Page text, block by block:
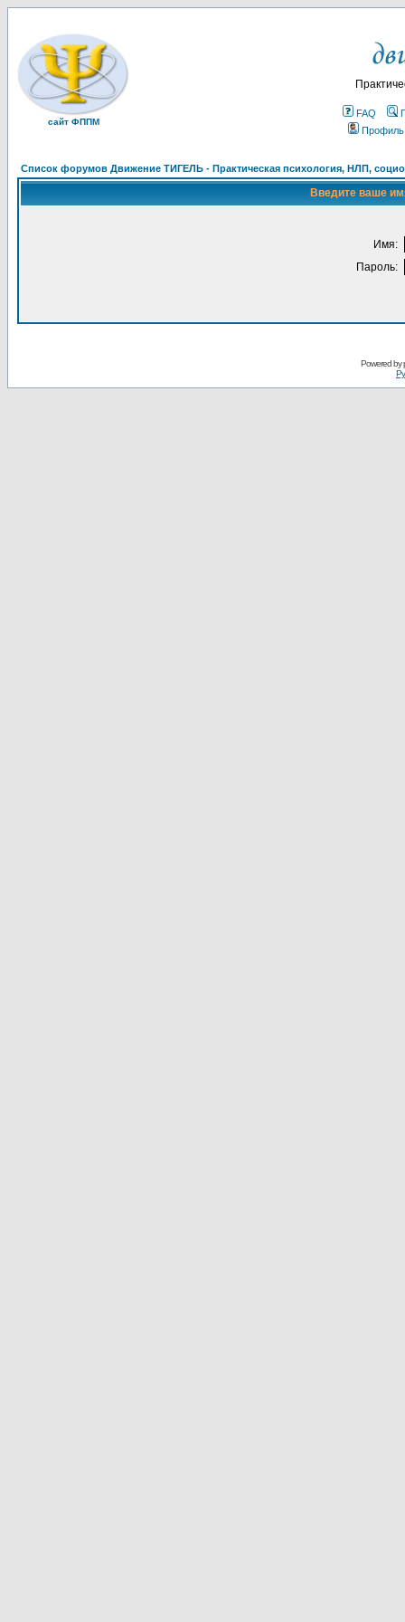
сайт ФППМ
FAQ
Профиль
Список форумов Движение ТИГЕЛЬ - Практическая психология, НЛП,
Введите ваше
Имя:
Пароль:
Powered by